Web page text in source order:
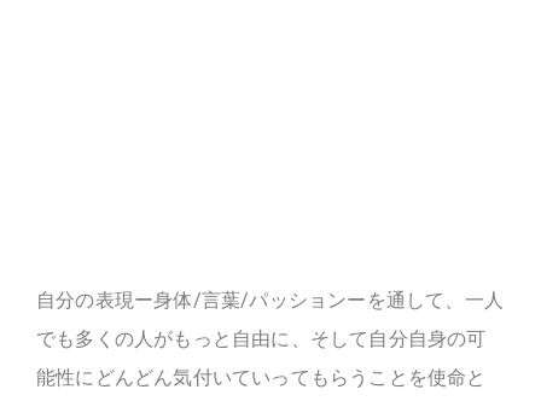
自分の表現ー身体/言葉/パッションーを通して、一人
でも多くの人がもっと自由に、そして自分自身の可
能性にどんどん気付いていってもらうことを使命と